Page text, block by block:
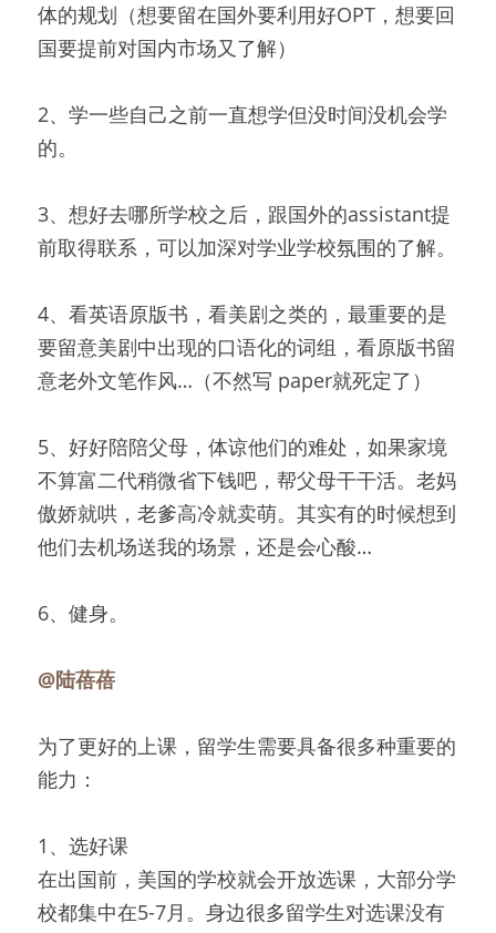
体的规划（想要留在国外要利用好OPT，想要回
国要提前对国内市场又了解）
2、学一些自己之前一直想学但没时间没机会学
的。
3、想好去哪所学校之后，跟国外的assistant提
前取得联系，可以加深对学业学校氛围的了解。
4、看英语原版书，看美剧之类的，最重要的是
要留意美剧中出现的口语化的词组，看原版书留
意老外文笔作风…（不然写 paper就死定了）
5、好好陪陪父母，体谅他们的难处，如果家境
不算富二代稍微省下钱吧，帮父母干干活。老妈
傲娇就哄，老爹高冷就卖萌。其实有的时候想到
他们去机场送我的场景，还是会心酸…
6、健身。
@陆蓓蓓
为了更好的上课，留学生需要具备很多种重要的
能力：
1、选好课
在出国前，美国的学校就会开放选课，大部分学
校都集中在5-7月。身边很多留学生对选课没有